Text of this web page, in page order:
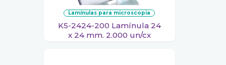
lamínulas para microscopia
K5-2424-200 Lamínula 24
x 24 mm. 2.000 un/cx